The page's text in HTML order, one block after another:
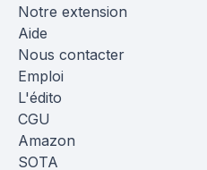
Notre extension
Aide
Nous contacter
Emploi
L'édito
CGU
Amazon
SOTA